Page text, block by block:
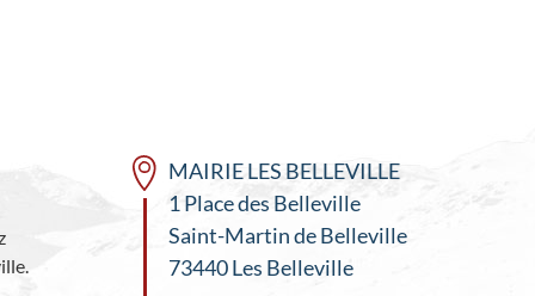
MAIRIE LES BELLEVILLE
1 Place des Belleville
Saint-Martin de Belleville
73440 Les Belleville